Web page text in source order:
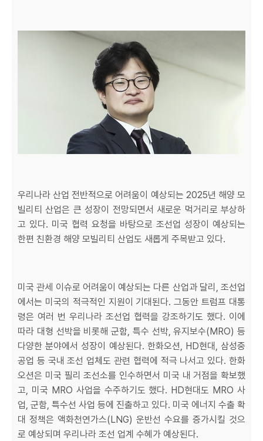
우리나라 산업 전반적으로 어려움이 예상되는 2025년 해양 모
빌리티 산업은 큰 성장이 전망되면서 새로운 먹거리로 부상하
고 있다. 미국 협력 요청을 바탕으로 조선업 성장이 예상되는
한편 친환경 해양 모빌리티 산업도 새롭게 주목받고 있다.
미국 관세 이슈로 어려움이 예상되는 다른 산업과 달리, 조선업
에서는 미국의 적극적인 지원이 기대된다. 그동안 트럼프 대통
령은 여러 번 우리나라 조선업 협력을 강조하기도 했다. 이에
따라 대형 선박을 비롯해 군함, 특수 선박, 유지보수(MRO) 등
다양한 분야에서 성장이 예상된다. 한화오션, HD현대, 삼성중
공업 등 국내 조선 업체도 관련 협력에 적극 나서고 있다. 한화
오션은 미국 필리 조선소를 인수하면서 미국 내 거점을 확보했
고, 미국 MRO 사업을 수주하기도 했다. HD현대도 MRO 사
업, 군함, 특수선 사업 등에 진출하고 있다. 미국 에너지 수출 확
대 정책은 액화천연가스(LNG) 운반선 수요를 증가시킬 것으
로 예상되며 우리나라 조선 업계 수혜가 예상된다.